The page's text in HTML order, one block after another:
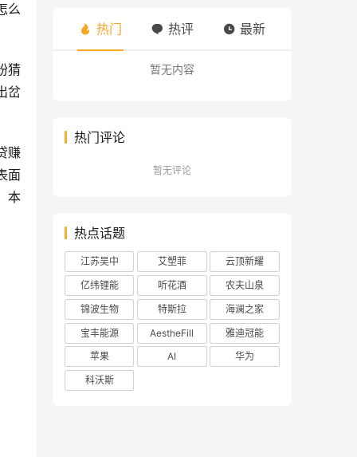
么
猜
岔
赚
面
本
热门 热评 最新
暂无内容
热门评论
暂无评论
热点话题
江苏吴中 艾塑菲
云顶新耀
亿纬锂能
听花酒
农夫山泉
锦波生物
特斯拉
海澜之家
宝丰能源
AestheFill
雅迪冠能
苹果
AI
华为
科沃斯